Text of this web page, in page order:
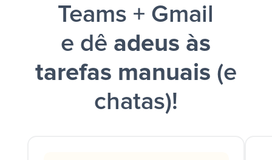
Teams + Gmail
e dê adeus às
tarefas manuais (e
chatas)!